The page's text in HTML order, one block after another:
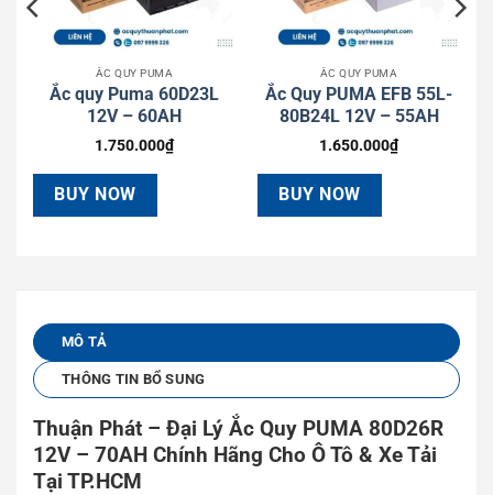
ẮC QUY PUMA
Ắc quy Puma 60D23L
12V – 60AH
1.750.000₫
BUY NOW
ẮC QUY PUMA
Ắc Quy PUMA EFB 55L-
80B24L 12V – 55AH
1.650.000₫
BUY NOW
MÔ TẢ
THÔNG TIN BỔ SUNG
Thuận Phát – Đại Lý Ắc Quy PUMA 80D26R
12V – 70AH Chính Hãng Cho Ô Tô & Xe Tải
Tại TP.HCM